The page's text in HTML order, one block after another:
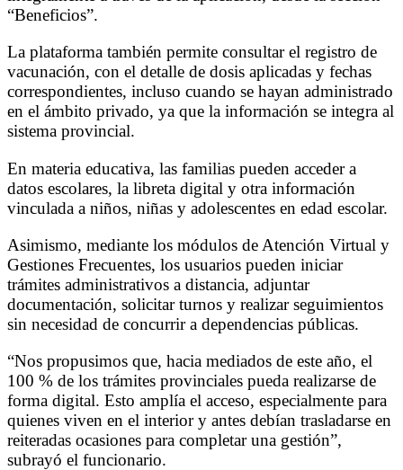
“Beneficios”.
La plataforma también permite consultar el registro de
vacunación, con el detalle de dosis aplicadas y fechas
correspondientes, incluso cuando se hayan administrado
en el ámbito privado, ya que la información se integra al
sistema provincial.
En materia educativa, las familias pueden acceder a
datos escolares, la libreta digital y otra información
vinculada a niños, niñas y adolescentes en edad escolar.
Asimismo, mediante los módulos de Atención Virtual y
Gestiones Frecuentes, los usuarios pueden iniciar
trámites administrativos a distancia, adjuntar
documentación, solicitar turnos y realizar seguimientos
sin necesidad de concurrir a dependencias públicas.
“Nos propusimos que, hacia mediados de este año, el
100 % de los trámites provinciales pueda realizarse de
forma digital. Esto amplía el acceso, especialmente para
quienes viven en el interior y antes debían trasladarse en
reiteradas ocasiones para completar una gestión”,
subrayó el funcionario.